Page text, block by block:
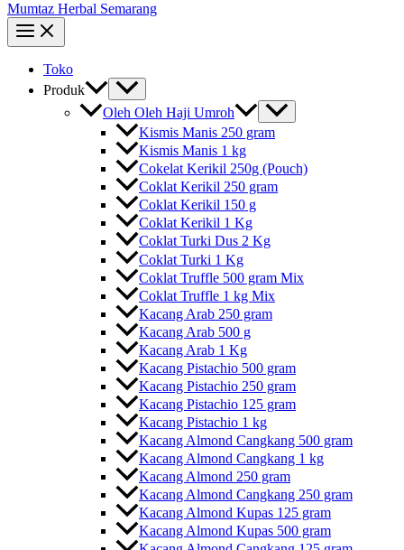
Mumtaz Herbal Semarang
Toko
Produk
Oleh Oleh Haji Umroh
Kismis Manis 250 gram
Kismis Manis 1 kg
Cokelat Kerikil 250g (Pouch)
Coklat Kerikil 250 gram
Coklat Kerikil 150 g
Coklat Kerikil 1 Kg
Coklat Turki Dus 2 Kg
Coklat Turki 1 Kg
Coklat Truffle 500 gram Mix
Coklat Truffle 1 kg Mix
Kacang Arab 250 gram
Kacang Arab 500 g
Kacang Arab 1 Kg
Kacang Pistachio 500 gram
Kacang Pistachio 250 gram
Kacang Pistachio 125 gram
Kacang Pistachio 1 kg
Kacang Almond Cangkang 500 gram
Kacang Almond Cangkang 1 kg
Kacang Almond 250 gram
Kacang Almond Cangkang 250 gram
Kacang Almond Kupas 125 gram
Kacang Almond Kupas 500 gram